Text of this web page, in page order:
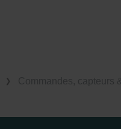
Zehnder Group Sales